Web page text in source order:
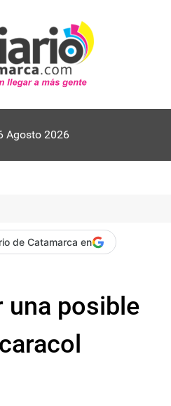
Agosto 2026
de Catamarca en
una posible